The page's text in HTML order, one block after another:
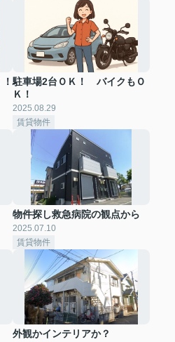
駐車場2台ＯＫ！ バイクもＯ
Ｋ！
2025.08.29
賃貸物件
物件探し救急病院の観点から
2025.07.10
賃貸物件
外観かインテリアか？